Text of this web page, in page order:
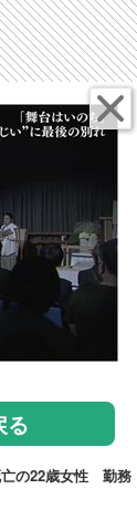
る
亡の22歳女性 勤務